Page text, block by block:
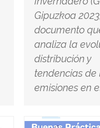
Gipuzkoa
documento
analiza la
distribución y
tendencias de
emisiones en